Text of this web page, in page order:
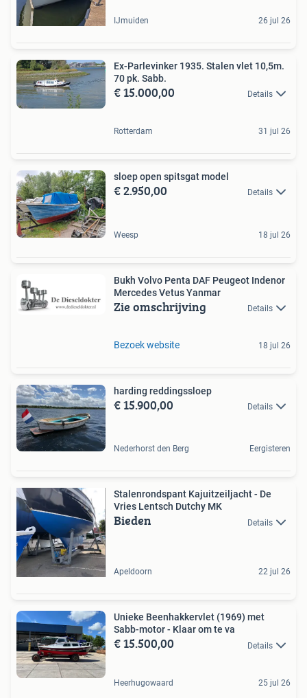
IJmuiden 26 jul 26
Ex-Parlevinker 1935. Stalen vlet 10,5m.
70 pk. Sabb.
€ 15.000,00 Details
Rotterdam 31 jul 26
sloep open spitsgat model
€ 2.950,00 Details
Weesp 18 jul 26
Bukh Volvo Penta DAF Peugeot Indenor
Mercedes Vetus Yanmar
Zie omschrijving Details
Bezoek website 18 jul 26
harding reddingssloep
€ 15.900,00 Details
Nederhorst den Berg Eergisteren
Stalenrondspant Kajuitzeiljacht - De
Vries Lentsch Dutchy MK
Bieden Details
Apeldoorn 22 jul 26
Unieke Beenhakkervlet (1969) met
Sabb-motor - Klaar om te va
€ 15.500,00 Details
Heerhugowaard 25 jul 26